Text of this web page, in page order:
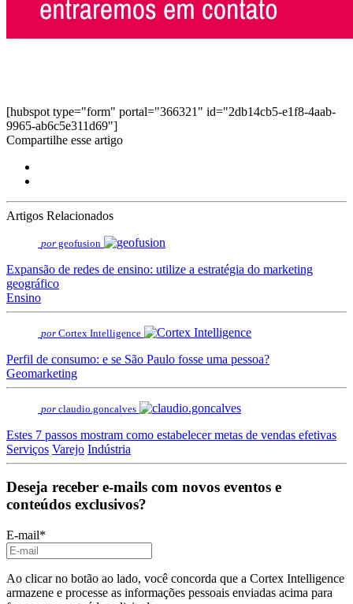
[hubspot type="form" portal="366321" id="2db14cb5-e1f8-4aab-
9965-ab6c5e311d69"]
Compartilhe esse artigo
Artigos Relacionados
por geofusion
Expansão de redes de ensino: utilize a estratégia do marketing
geográfico
Ensino
por Cortex Intelligence
Perfil de consumo: e se São Paulo fosse uma pessoa?
Geomarketing
por claudio.goncalves
Estes 7 passos mostram como estabelecer metas de vendas efetivas
Serviços Varejo Indústria
Deseja receber e-mails com novos eventos e
conteúdos exclusivos?
E-mail*
Ao clicar no botão ao lado, você concorda que a Cortex Intelligence
armazene e processe as informações pessoais enviadas acima para